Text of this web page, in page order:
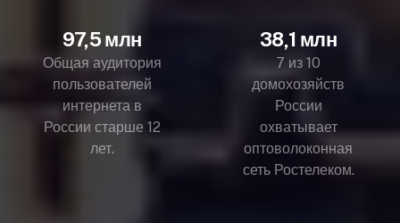
97,5 млн
Общая аудитория
пользователей
интернета в
России старше 12
лет.
38,1 млн
7 из 10
домохозяйств
России
охватывает
оптоволоконная
сеть Ростелеком.